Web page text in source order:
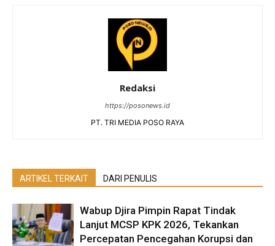
Redaksi
https://posonews.id
PT. TRI MEDIA POSO RAYA
ARTIKEL TERKAIT DARI PENULIS
Wabup Djira Pimpin Rapat Tindak
Lanjut MCSP KPK 2026, Tekankan
Percepatan Pencegahan Korupsi dan